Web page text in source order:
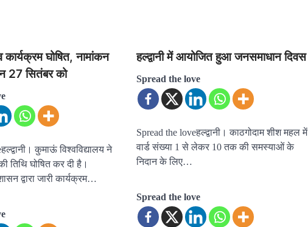
घोषित, नामांकन
27 सितंबर को
कुमाऊं विश्वविद्यालय ने
तिथि घोषित कर दी है।
द्वारा जारी कार्यक्रम…
हल्द्वानी में आयोजित हुआ जनसमाधान दिवस
Spread the love
Spread the loveहल्द्वानी। काठगोदाम शीश महल में
वार्ड संख्या 1 से लेकर 10 तक की समस्याओं के
निदान के लिए…
Spread the love